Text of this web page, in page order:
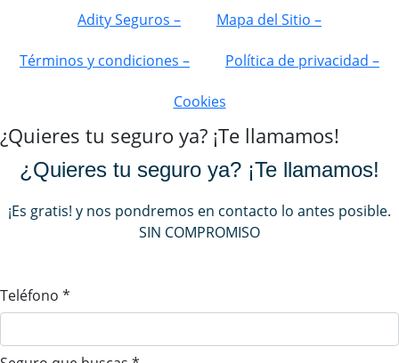
Adity Seguros – Mapa del Sitio –
Términos y condiciones – Política de privacidad –
Cookies
¿Quieres tu seguro ya? ¡Te llamamos!
¿Quieres tu seguro ya? ¡Te llamamos!
¡Es gratis! y nos pondremos en contacto lo antes posible.
SIN COMPROMISO
Teléfono *